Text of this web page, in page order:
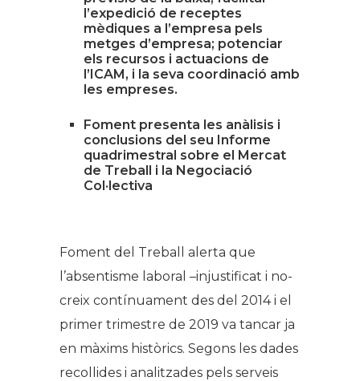
l’expedició de receptes
mèdiques a l’empresa pels
metges d’empresa; potenciar
els recursos i actuacions de
l’ICAM, i la seva coordinació amb
les empreses.
Foment presenta les anàlisis i
conclusions del seu Informe
quadrimestral sobre el Mercat
de Treball i la Negociació
Col·lectiva
Foment del Treball alerta que
l’absentisme laboral –injustificat i no-
creix contínuament des del 2014 i el
primer trimestre de 2019 va tancar ja
en màxims històrics. Segons les dades
recollides i analitzades pels serveis